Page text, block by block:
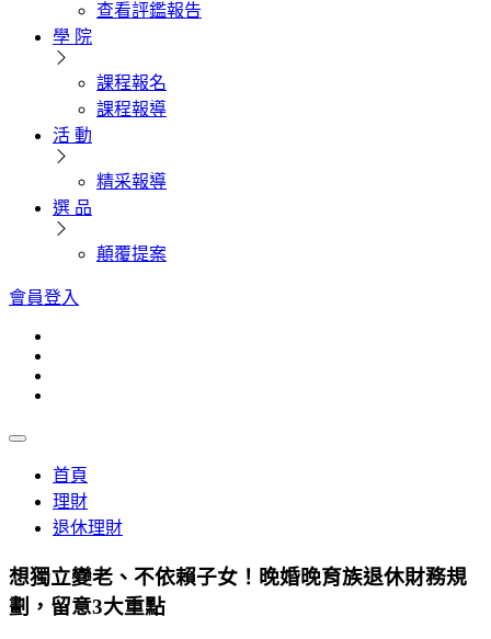
查看評鑑報告
學 院
課程報名
課程報導
活 動
精采報導
選 品
顛覆提案
會員登入
首頁
理財
退休理財
想獨立變老、不依賴子女！晚婚晚育族退休財務規
劃，留意3大重點